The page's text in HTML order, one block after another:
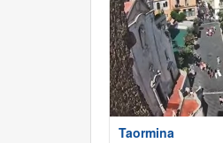
Taormina